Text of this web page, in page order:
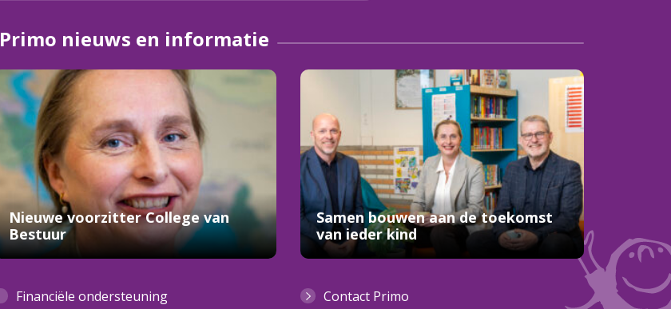
Primo nieuws en informatie
Nieuwe voorzitter College van
Bestuur
Samen bouwen aan de toekomst
van ieder kind
Financiële ondersteuning Contact Primo